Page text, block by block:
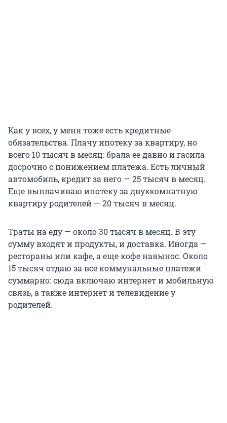
Как у всех, у меня тоже есть кредитные
обязательства. Плачу ипотеку за квартиру, но
всего 10 тысяч в месяц: брала ее давно и гасила
досрочно с понижением платежа. Есть личный
автомобиль, кредит за него — 25 тысяч в месяц.
Еще выплачиваю ипотеку за двухкомнатную
квартиру родителей — 20 тысяч в месяц.
Траты на еду — около30 тысяч в месяц. В эту
сумму входят и продукты, и доставка. Иногда —
рестораны или кафе, а еще кофе навынос. Около
15 тысяч отдаю за все коммунальные платежи
суммарно: сюда включаю интернет и мобильную
связь, а также интернет и телевидение у
родителей.